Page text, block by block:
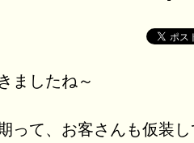
ましたね～
って、お客さんも仮装